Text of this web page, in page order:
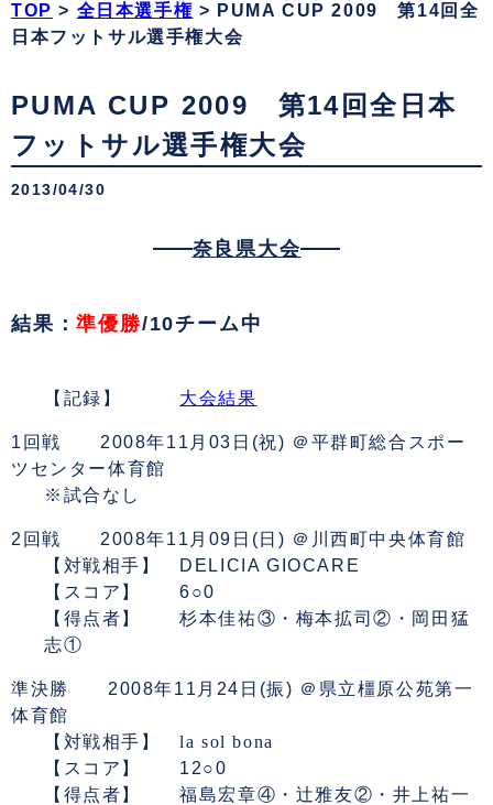
TOP > 全日本選手権 > PUMA CUP 2009 第14回全
日本フットサル選手権大会
PUMA CUP 2009 第14回全日本
フットサル選手権大会
2013/04/30
奈良県大会
結果：準優勝/10チーム中
【記録】 大会結果
1回戦 2008年11月03日(祝) ＠平群町総合スポー
ツセンター体育館
※試合なし
2回戦 2008年11月09日(日) ＠川西町中央体育館
【対戦相手】 DELICIA GIOCARE
【スコア】 6○0
【得点者】 杉本佳祐③・梅本拡司②・岡田猛
志①
準決勝 2008年11月24日(振) ＠県立橿原公苑第一
体育館
【対戦相手】la sol bona
【スコア】 12○0
【得点者】 福島宏章④・辻雅友②・井上祐一